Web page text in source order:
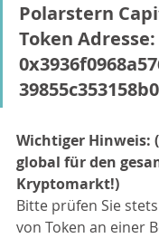
Polarstern
Token Adresse:
Wichtiger Hinweis:
global für den
Kryptomarkt!)
Bitte prüfen Sie
von Token an einer